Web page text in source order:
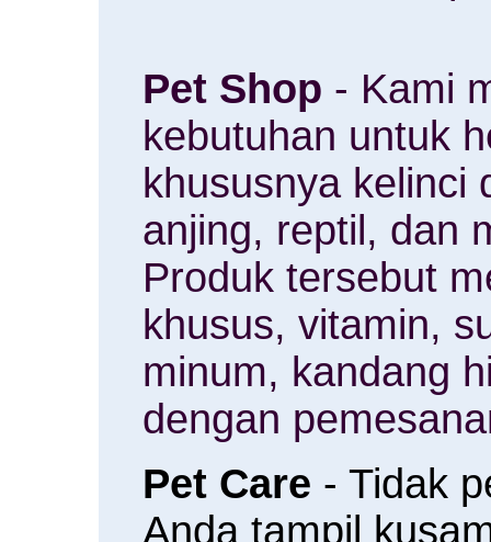
Pet Shop - Kami
kebutuhan untuk
khususnya kelinci
anjing, reptil, dan
Produk tersebut
khusus, vitamin,
minum, kandang
dengan
Pet Care - Tidak
Anda tampil